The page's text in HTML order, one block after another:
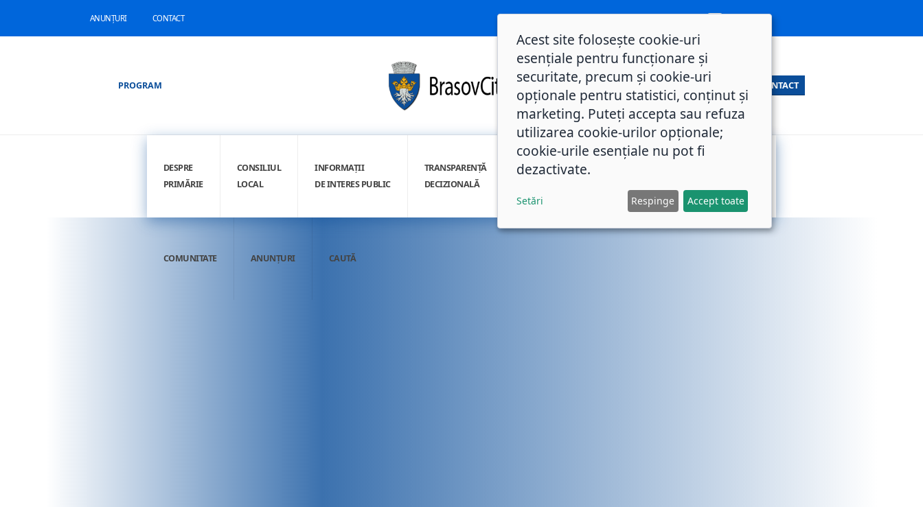
ANUNȚURI CONTACT
PROGRAM CONTACT
DESPRE
PRIMĂRIE
CONSILIUL
LOCAL
INFORMAȚII
DE INTERES PUBLIC
TRANSPARENȚĂ
DECIZIONALĂ
INTEGRITATE
COMUNITATE ANUNȚURI CAUTĂ
Acest site folosește cookie-uri
esențiale pentru funcționare și
securitate, precum și cookie-uri
opționale pentru statistici, conținut și
marketing. Puteți accepta sau refuza
utilizarea cookie-urilor opționale;
cookie-urile esențiale nu pot fi
dezactivate.
Setări Respinge Accept toate